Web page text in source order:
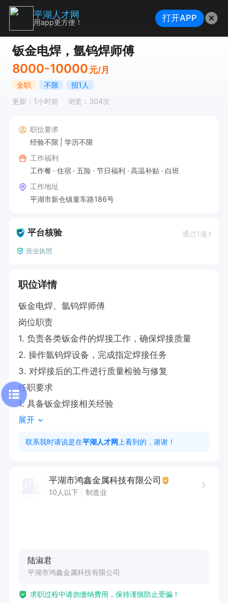
钣金电焊，氩钨焊师傅
8000-10000 元/月
全职 不限
招1人
更新：1小时前
浏览：304次
职位要求
经验不限
学历不限
工作福利
工作餐
住宿 五险 节日福利 高温补贴
白班
工作地址
平湖市新仓镇童车路186号
平台核验 通过1项
营业执照
职位详情
钣金电焊、氩钨焊师傅
岗位职责
1. 负责各类钣金件的焊接工作，确保焊接质量
2. 操作氩钨焊设备，完成指定焊接任务
3. 对焊接后的工件进行质量检验与修复
任职要求
1. 具备钣金焊接相关经验
展开
联系我时请说是在平湖人才网 上看到的，谢谢！
平湖市鸿鑫金属科技有限公司
10人以下 制造业
陆淑君
平湖市鸿鑫金属科技有限公司
求职过程中请勿缴纳费用，保持谨慎防止受骗！
平湖人才网
用app更方便！ 打开APP